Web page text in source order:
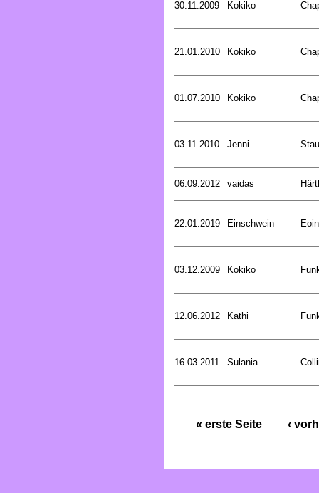
30.11.2009 Kokiko
21.01.2010 Kokiko
01.07.2010 Kokiko
03.11.2010 Jenni
06.09.2012 vaidas
22.01.2019 Einschwein
03.12.2009 Kokiko
12.06.2012 Kathi
16.03.2011 Sulania
« erste Seite ‹